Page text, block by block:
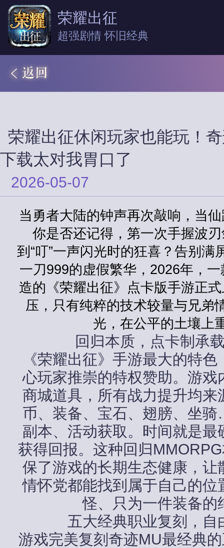
荣耀出征
超强剧情 怀旧经典
荣耀出征休闲玩家也能玩！
下载太对我胃口了
2026-05-07
当勇者大陆的钟声再次敲响，当
你是否还记得，第一次手握波
到“叮”一声闪光时的狂喜？告别满
一刀999的虚假繁华，2026年，
造的《荣耀出征》点卡版手游正
压，只有纯粹的技术较量与兄弟
光，在公平的土壤上
回归本质，点卡制承
《荣耀出征》手游最大的特
心玩家推崇的特权赞助。游戏
商城道具，所有战力提升均来
币、装备、宝石、翅膀、坐
副本、活动获取。时间就是最
获得回报。这种回归
保了游戏的长期生态健康，让
情怀党都能找到属于自己的位
怪、只为一件装备的
五大经典职业复刻，自
游戏完美复刻奇迹MU最经典